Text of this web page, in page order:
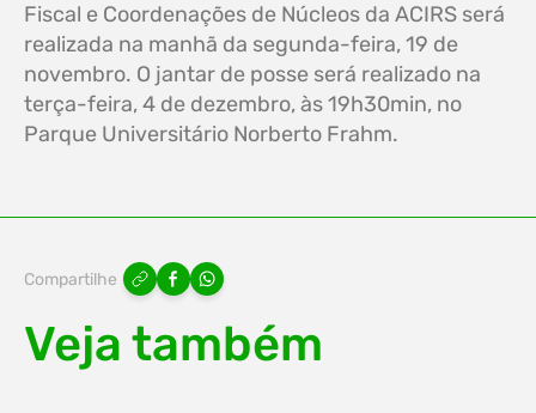
Fiscal e Coordenações de Núcleos da ACIRS será
realizada na manhã da segunda-feira, 19 de
novembro. O jantar de posse será realizado na
terça-feira, 4 de dezembro, às 19h30min, no
Parque Universitário Norberto Frahm.
Compartilhe
Veja também